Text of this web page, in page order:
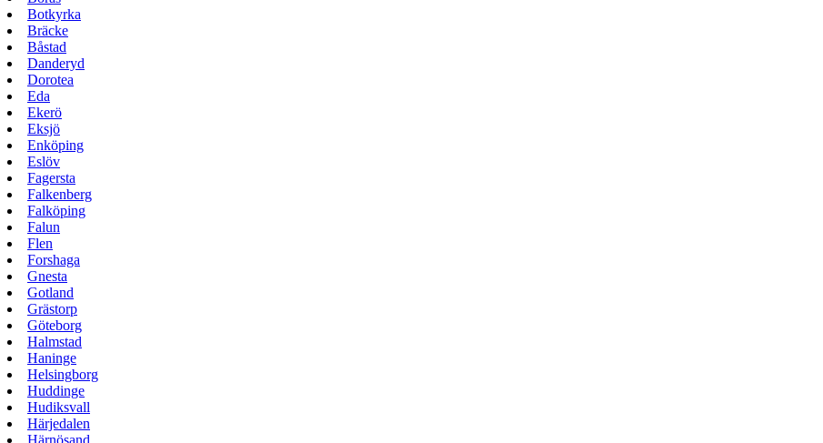
Botkyrka
Bräcke
Båstad
Danderyd
Dorotea
Eda
Ekerö
Eksjö
Enköping
Eslöv
Fagersta
Falkenberg
Falköping
Falun
Flen
Forshaga
Gnesta
Gotland
Grästorp
Göteborg
Halmstad
Haninge
Helsingborg
Huddinge
Hudiksvall
Härjedalen
Härnösand